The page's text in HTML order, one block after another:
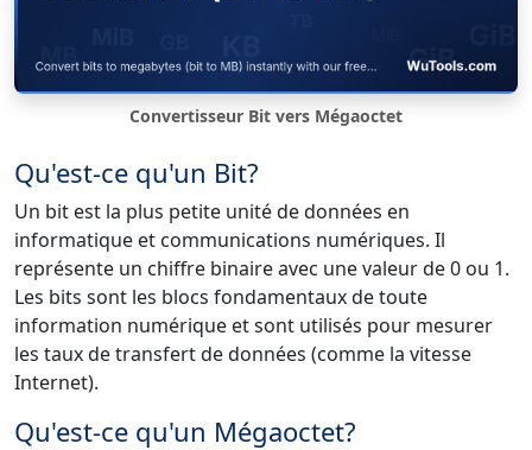
Convertisseur Bit vers Mégaoctet
Qu'est-ce qu'un Bit?
Un bit est la plus petite unité de données en
informatique et communications numériques. Il
représente un chiffre binaire avec une valeur de 0 ou 1.
Les bits sont les blocs fondamentaux de toute
information numérique et sont utilisés pour mesurer
les taux de transfert de données (comme la vitesse
Internet).
Qu'est-ce qu'un Mégaoctet?